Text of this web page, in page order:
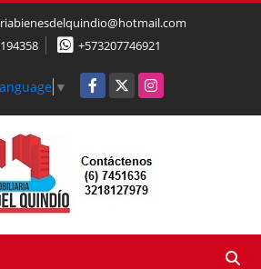
+573207746921
▼ Facebook
X Instagram